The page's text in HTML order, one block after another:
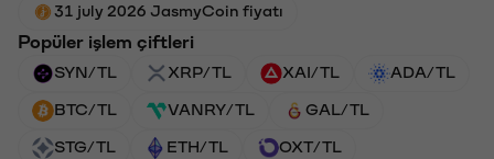
31 july 2026 JasmyCoin fiyatı
Popüler işlem çiftleri
SYN/TL XRP/TL XAI/TL ADA/TL
BTC/TL VANRY/TL GAL/TL
STG/TL ETH/TL OXT/TL